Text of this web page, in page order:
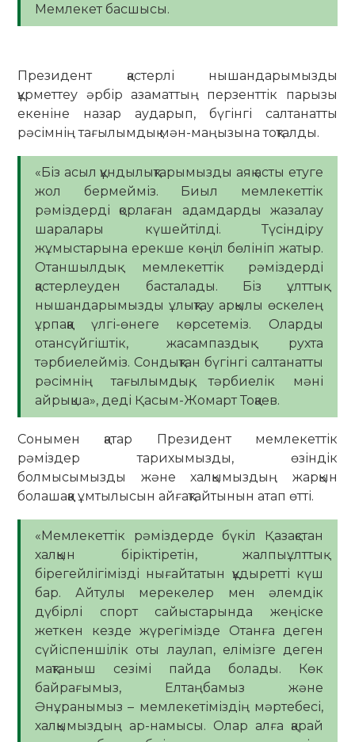
Мемлекет басшысы.
Президент қастерлі нышандарымызды
құрметтеу әрбір азаматтың перзенттік парызы
екеніне назар аударып, бүгінгі салтанатты
рәсімнің тағылымдық мән-маңызына тоқталды.
«Біз асыл құндылықтарымызды аяқ асты етуге
жол бермейміз. Биыл мемлекеттік
рәміздерді қорлаған адамдарды жазалау
шаралары күшейтілді. Түсіндіру
жұмыстарына ерекше көңіл бөлініп жатыр.
Отаншылдық мемлекеттік рәміздерді
қастерлеуден басталады. Біз ұлттық
нышандарымызды ұлықтау арқылы өскелең
ұрпаққа үлгі-өнеге көрсетеміз. Оларды
отансүйгіштік, жасампаздық рухта
тәрбиелейміз. Сондықтан бүгінгі салтанатты
рәсімнің тағылымдық, тәрбиелік мәні
айрықша», деді Қасым-Жомарт Тоқаев.
Сонымен қатар Президент мемлекеттік
рәміздер тарихымызды, өзіндік
болмысымызды және халқымыздың жарқын
болашаққа ұмтылысын айғақтайтынын атап өтті.
«Мемлекеттік рәміздерде бүкіл Қазақстан
халқын біріктіретін, жалпыұлттық
бірегейлігімізді нығайтатын құдыретті күш
бар. Айтулы мерекелер мен әлемдік
дүбірлі спорт сайыстарында жеңіске
жеткен кезде жүрегімізде Отанға деген
сүйіспеншілік оты лаулап, елімізге деген
мақтаныш сезімі пайда болады. Көк
байрағымыз, Елтаңбамыз және
Әнұранымыз – мемлекетіміздің мәртебесі,
халқымыздың ар-намысы. Олар алға қарай